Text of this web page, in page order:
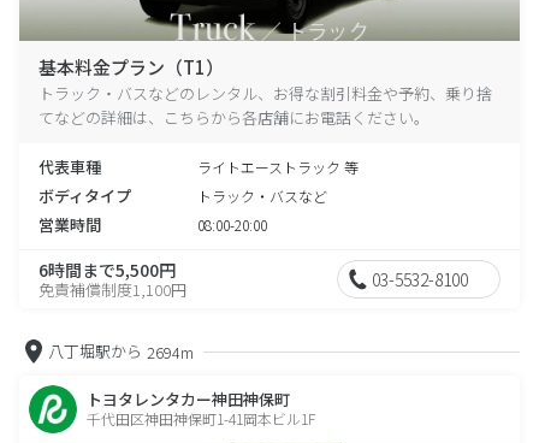
基本料金プラン（T1）
トラック・バスなどのレンタル、お得な割引料金や予約、乗り捨
てなどの詳細は、こちらから各店舗にお電話ください。
代表車種 ライトエーストラック 等
ボディタイプ トラック・バスなど
営業時間 08:00-20:00
6時間まで5,500円
免責補償制度1,100円 03-5532-8100
八丁堀駅から 2694m
トヨタレンタカー神田神保町
千代田区神田神保町1-41岡本ビル1F